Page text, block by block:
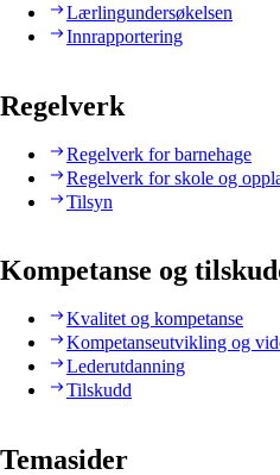
Lærlingundersøkelsen
Innrapportering
Regelverk
Regelverk for barnehage
Regelverk for skole og
Tilsyn
Kompetanse og
Kvalitet og kompetanse
Kompetanseutvikling og
Lederutdanning
Tilskudd
Temasider